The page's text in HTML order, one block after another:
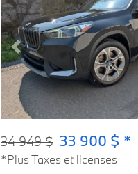
Previous
34 949 $ 33 900 $ *
*Plus Taxes et licenses